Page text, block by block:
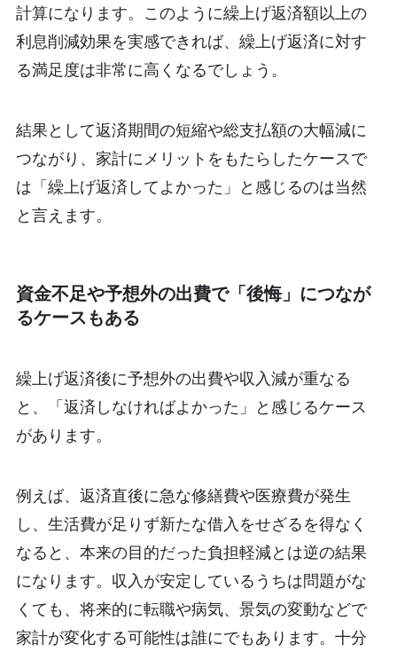
計算になります。このように繰上げ返済額以上の
利息削減効果を実感できれば、繰上げ返済に対す
る満足度は非常に高くなるでしょう。
結果として返済期間の短縮や総支払額の大幅減に
つながり、家計にメリットをもたらしたケースで
は「繰上げ返済してよかった」と感じるのは当然
と言えます。
資金不足や予想外の出費で「後悔」につなが
るケースもある
繰上げ返済後に予想外の出費や収入減が重なる
と、「返済しなければよかった」と感じるケース
があります。
例えば、返済直後に急な修繕費や医療費が発生
し、生活費が足りず新たな借入をせざるを得なく
なると、本来の目的だった負担軽減とは逆の結果
になります。収入が安定しているうちは問題がな
くても、将来的に転職や病気、景気の変動などで
家計が変化する可能性は誰にでもあります。 十分